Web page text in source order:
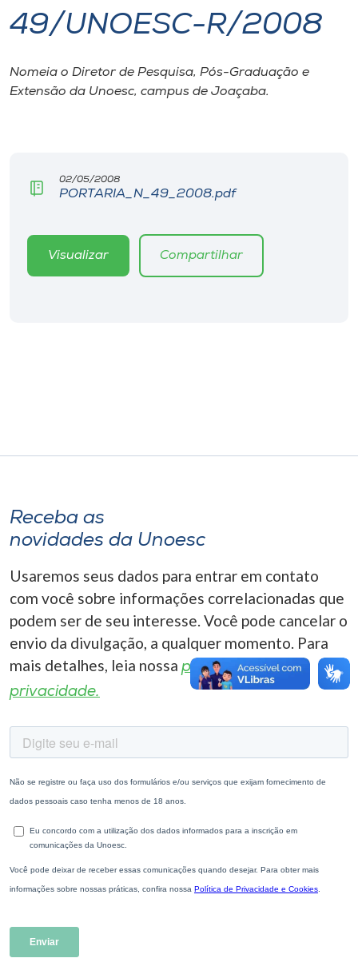
I.nova
Diplomados
CPA
Editora
Selecione
o idioma
49/UNOESC-R/2008
Nomeia o Diretor de Pesquisa, Pós-Graduação e
Extensão da Unoesc, campus de Joaçaba.
02/05/2008
PORTARIA_N_49_2008.pdf
Visualizar Compartilhar
Receba as
novidades da Unoesc
Usaremos seus dados para entrar em contato
com você sobre informações correlacionadas que
podem ser de seu interesse. Você pode cancelar o
envio da divulgação, a qualquer momento. Para
mais detalhes, leia nossa política de
privacidade.